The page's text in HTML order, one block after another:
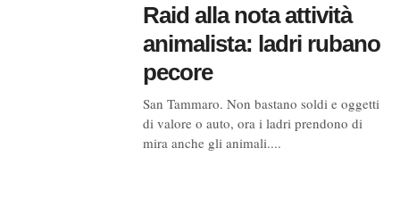
Raid alla nota attività
animalista: ladri rubano
pecore
San Tammaro. Non bastano soldi e oggetti
di valore o auto, ora i ladri prendono di
mira anche gli animali....